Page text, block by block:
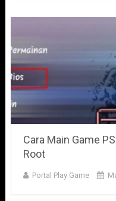
Cara Main Game
Root
Portal Play Game